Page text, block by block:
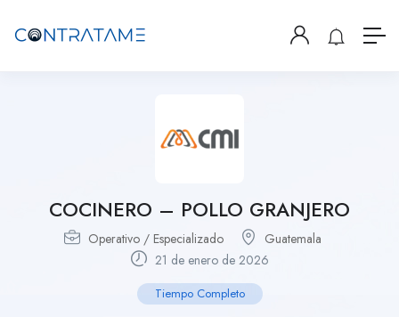
COCINERO – POLLO GRANJERO
Operativo / Especializado
Guatemala
21 de enero de 2026
Tiempo Completo